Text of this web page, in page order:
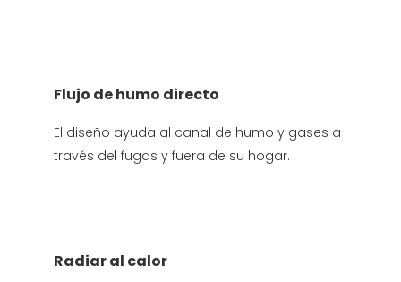
Flujo de humo directo
El diseño ayuda al canal de humo y gases a
través del fugas y fuera de su hogar.
Radiar al calor